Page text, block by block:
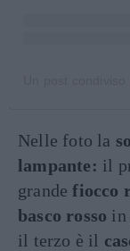
Nelle foto la
lampante: il
grandefiocco
basco rosso in
il terzo è il